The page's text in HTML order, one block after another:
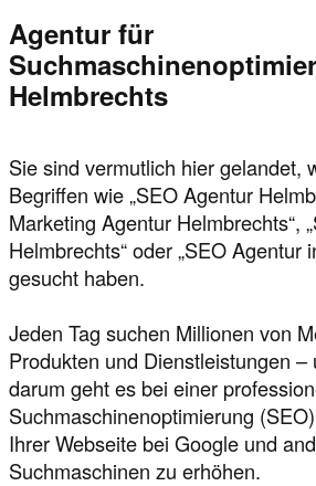
Agentur für
Helmbrechts
Sie sind vermutlich hier gelandet,
Begriffen wie „SEO Agentur
Marketing Agentur Helmbrechts“,
Helmbrechts“ oder „SEO Agentur
gesucht haben.
Jeden Tag suchen Millionen von
Produkten und Dienstleistungen –
darum geht es bei einer
Suchmaschinenoptimierung
Ihrer Webseite bei Google und
Suchmaschinen zu erhöhen.